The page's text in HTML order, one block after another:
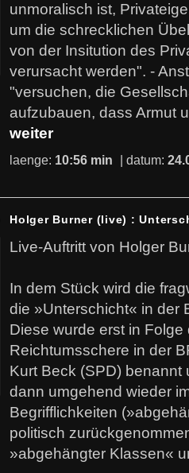
unmoralisch ist,
um die schrecklichen
von der Insitution des
verursacht werden". -
"versuchen, die
aufzubauen, dass Armut
weiter
laenge: 10:56 min | datum:
Holger Burner (live) :
Live-Auftritt von Holger
In dem Stück wird die
die »Unterschicht« in der
Diese wurde erst in
Reichtumsschere in der
Kurt Beck (SPD)
dann umgehend wieder
Begrifflichkeiten
politisch
»abgehängter Klassen«